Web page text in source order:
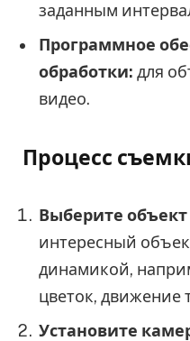
заданным
Программное
обработки: для
видео.
Процесс
Выберите
интересный
динамикой,
цветок, движение
Установите